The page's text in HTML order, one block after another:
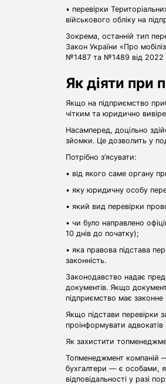
• перевірки
військового обліку на
Зокрема, останній тип
Закон України «Про
№1487 та №1489 від 2022
Як діяти при
Якщо на підприємство
чітким та юридично
Насамперед, доцільно
зйомки. Це дозволить у
Потрібно з’ясувати:
• від якого саме органу
• яку юридичну особу
• який вид перевірки
• чи було направлено
10 днів до початку);
• яка правова підстава
законність.
Законодавство надає
документів. Якщо
підприємство має
Якщо підстави перевірки
проінформувати адвокатів
Як захистити
Топменеджмент компаній
бухгалтери — є особами,
відповідальності у разі